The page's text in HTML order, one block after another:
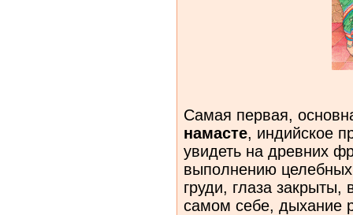
Самая первая,
намасте, индийское
увидеть на древних
выполнению
груди, глаза закрыты,
самом себе, дыхание